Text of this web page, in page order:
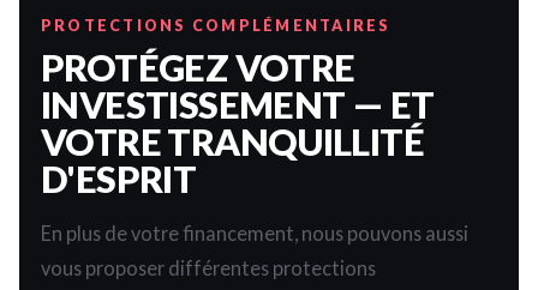
PROTECTIONS COMPLÉMENTAIRES
PROTÉGEZ VOTRE
INVESTISSEMENT — ET
VOTRE TRANQUILLITÉ
D'ESPRIT
En plus de votre financement, nous pouvons aussi
vous proposer différentes protections